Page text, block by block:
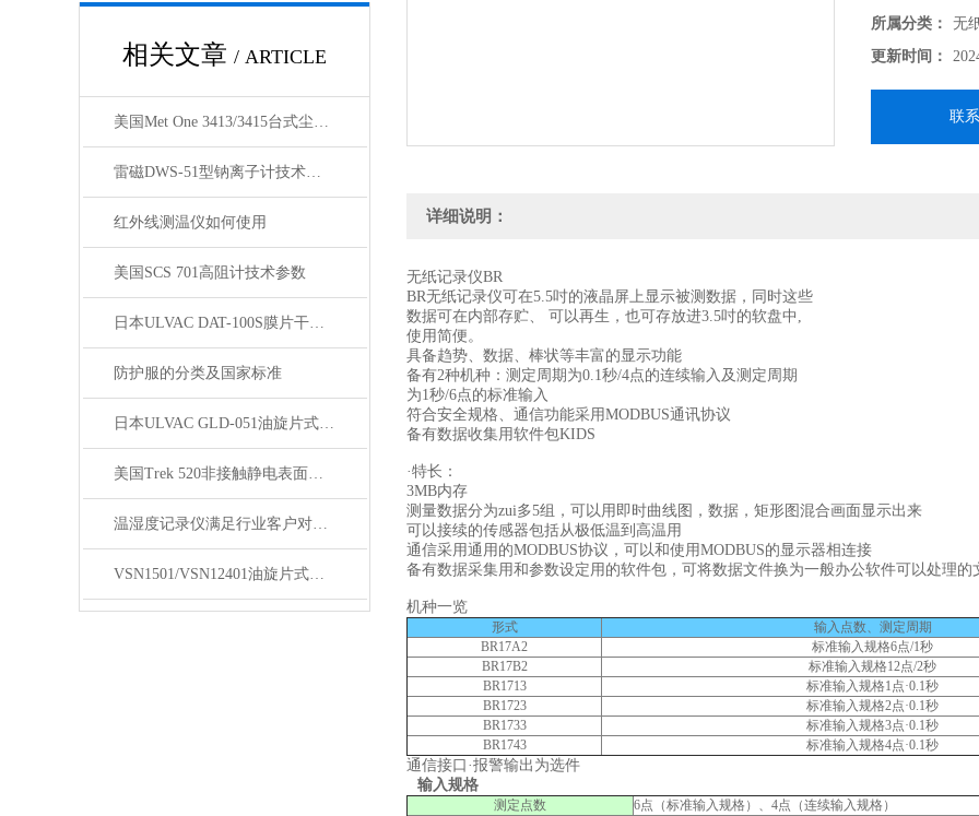
相关文章 / ARTICLE
美国Met One 3413/3415台式尘埃粒子计数器
雷磁DWS-51型钠离子计技术参数
红外线测温仪如何使用
美国SCS 701高阻计技术参数
日本ULVAC DAT-100S膜片干式真空泵技术资料
防护服的分类及国家标准
日本ULVAC GLD-051油旋片式真空泵技术资料
美国Trek 520非接触静电表面电压测量仪技术参数
温湿度记录仪满足行业客户对物联网监控、无线传输等各种需求
VSN1501/VSN12401油旋片式真空泵技术资料
所属分类：
无
更新时间：
联
详细说明：
无纸记录仪BR
BR无纸记录仪可在5.5吋的液晶屏上显示被测数据，同时这些
数据可在内部存贮、 可以再生，也可存放进3.5吋的软盘中,
使用简便。
具备趋势、数据、棒状等丰富的显示功能
备有2种机种：测定周期为0.1秒/4点的连续输入及测定周期
为1秒/6点的标准输入
符合安全规格、通信功能采用MODBUS通讯协议
备有数据收集用软件包KIDS
·特长：
3MB内存
测量数据分为zui多5组，可以用即时曲线图，数据，矩形图混合画面显示出来
可以接续的传感器包括从极低温到高温用
通信采用通用的MODBUS协议，可以和使用MODBUS的显示器相连接
备有数据采集用和参数设定用的软件包，可将数据文件换为一般办公软件可以处理的
机种一览
形式
输入点数、测定周期
BR17A2
标准输入规格6点/1秒
BR17B2
标准输入规格12点/2秒
BR1713
标准输入规格1点·0.1秒
BR1723
标准输入规格2点·0.1秒
BR1733
标准输入规格3点·0.1秒
BR1743
标准输入规格4点·0.1秒
通信接口·报警输出为选件
输入规格
测定点数 6点（标准输入规格）、4点（连续输入规格）